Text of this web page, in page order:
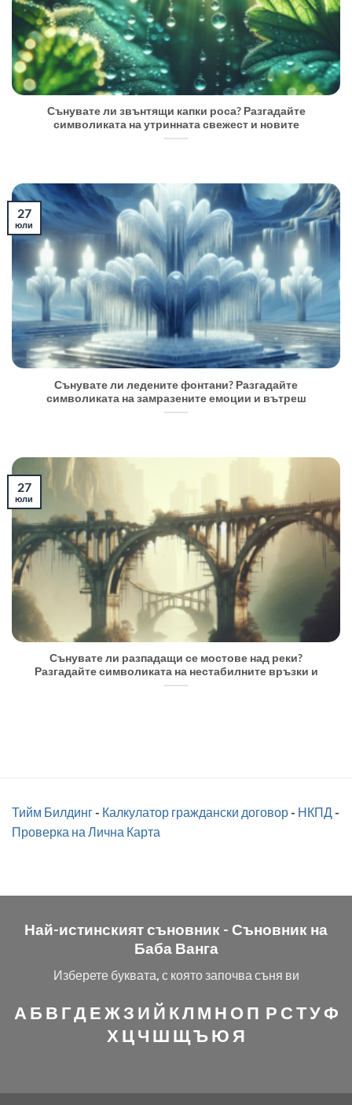
Сънувате ли звънтящи капки роса? Разгадайте
символиката на утринната свежест и новите
Сънувате ли ледените фонтани? Разгадайте
символиката на замразените емоции и вътреш
27
юли
Сънувате ли разпадащи се мостове над реки?
Разгадайте символиката на нестабилните връзки и
27
юли
Тийм Билдинг- Калкулатор граждански договор- НКПД-
Проверка на Лична Карта
Най-истинският съновник - Съновник на
Баба Ванга
Изберете буквата, с която започва съня ви
А Б В ГДЕЖЗ И Й КЛ М Н О П Р СТУФ
Х ЦЧ Ш ЩЪЮ Я